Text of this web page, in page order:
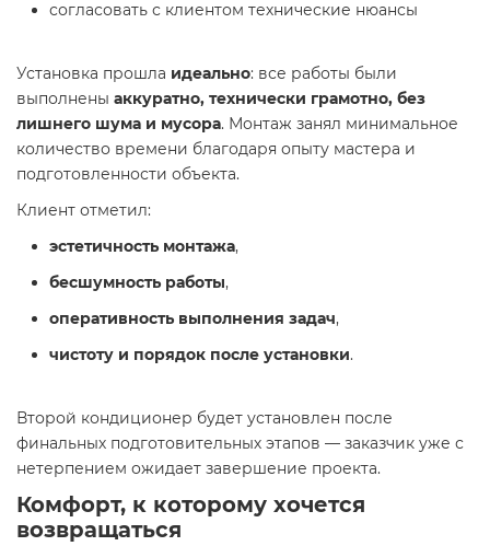
согласовать с клиентом технические нюансы
Установка прошла идеально: все работы были
выполнены аккуратно, технически грамотно, без
лишнего шума и мусора. Монтаж занял минимальное
количество времени благодаря опыту мастера и
подготовленности объекта.
Клиент отметил:
эстетичность монтажа,
бесшумность работы,
оперативность выполнения задач,
чистоту и порядок после установки.
Второй кондиционер будет установлен после
финальных подготовительных этапов — заказчик уже с
нетерпением ожидает завершение проекта.
Комфорт, к которому хочется
возвращаться